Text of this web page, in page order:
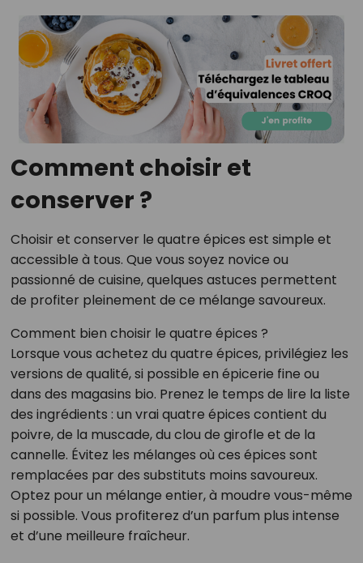
Comment choisir et
conserver ?
Choisir et conserver le quatre épices est simple et
accessible à tous. Que vous soyez novice ou
passionné de cuisine, quelques astuces permettent
de profiter pleinement de ce mélange savoureux.
Comment bien choisir le quatre épices ?
Lorsque vous achetez du quatre épices, privilégiez les
versions de qualité, si possible en épicerie fine ou
dans des magasins bio. Prenez le temps de lire la liste
des ingrédients : un vrai quatre épices contient du
poivre, de la muscade, du clou de girofle et de la
cannelle. Évitez les mélanges où ces épices sont
remplacées par des substituts moins savoureux.
Optez pour un mélange entier, à moudre vous-même
si possible. Vous profiterez d’un parfum plus intense
et d’une meilleure fraîcheur.